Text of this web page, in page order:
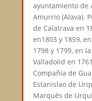
ayuntamiento de
Amurrio (Alava).
de Calatrava en
en1803 y 1859,
1798 y 1799, en
Valladolid en
Compañía de
Estanislao de
Marqués de